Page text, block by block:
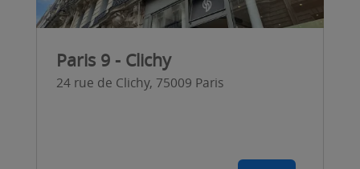
Paris 9 - Clichy
24 rue de Clichy, 75009 Paris